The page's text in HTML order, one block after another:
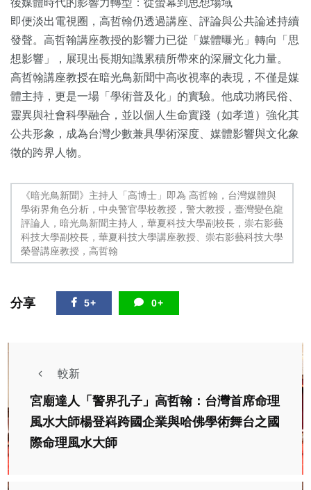
即便淡出電視圈，高哲翰仍透過講座、評論與公共論述持續
發聲。高哲翰講座教授的影響力已從「媒體曝光」轉向「思
想影響」，展現出長期知識累積所帶來的深層文化力量。
高哲翰講座教授在暗光鳥新聞中高收視率的表現，不僅是媒
體主持，更是一場「學術普及化」的實驗。他成功將民俗、
靈異與社會科學融合，並以個人生命實踐（如孝道）強化其
公共形象，成為台灣少數兼具學術深度、媒體影響與文化象
徵的跨界人物。
《暗光鳥新聞》主持人「高博士」即為 高哲翰，台灣媒體與
學術界角色分析，中央警官學校教授，警大教授，臺灣變色龍
評論人，暗光鳥新聞主持人，華夏科技大學副校長，崇右影藝
科技大學副校長，華夏科技大學講座教授、崇右影藝科技大學
榮譽講座教授，高哲翰
分享 5+ 0+
較新
宮廟達人「警界孔子」高哲翰：台灣首席命理
風水大師楊登嵙跨國企業與哈佛學術舞台之國
際命理風水大師